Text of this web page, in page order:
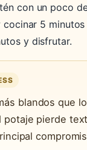
con un poco
5
y disfrutar.
blandos que
pierde